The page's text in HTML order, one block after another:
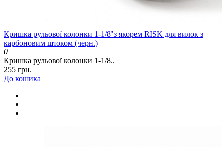
Кришка рульової колонки 1-1/8"з якорем RISK для вилок з
карбоновим штоком (черн.)
0
Кришка рульової колонки 1-1/8..
255 грн.
До кошика